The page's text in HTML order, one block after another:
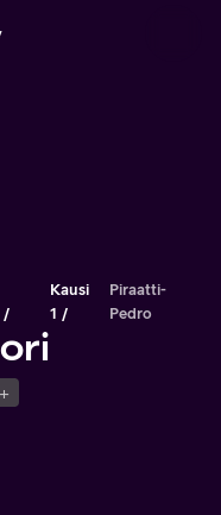
Kausi
1
Piraatti-
Pedro